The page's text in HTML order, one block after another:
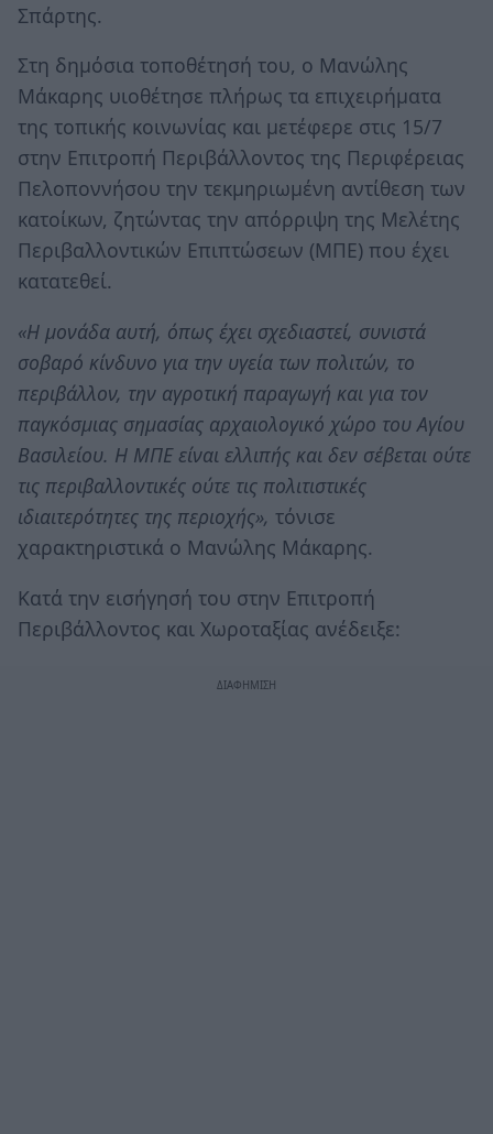
Σπάρτης.
Στη δημόσια τοποθέτησή του, ο Μανώλης
Μάκαρης υιοθέτησε πλήρως τα επιχειρήματα
της τοπικής κοινωνίας και μετέφερε στις 15/7
στην Επιτροπή Περιβάλλοντος της Περιφέρειας
Πελοποννήσου την τεκμηριωμένη αντίθεση των
κατοίκων, ζητώντας την απόρριψη της Μελέτης
Περιβαλλοντικών Επιπτώσεων (ΜΠΕ) που έχει
κατατεθεί.
«Η μονάδα αυτή, όπως έχει σχεδιαστεί, συνιστά
σοβαρό κίνδυνο για την υγεία των πολιτών, το
περιβάλλον, την αγροτική παραγωγή και για τον
παγκόσμιας σημασίας αρχαιολογικό χώρο του Αγίου
Βασιλείου. Η ΜΠΕ είναι ελλιπής και δεν σέβεται ούτε
τις περιβαλλοντικές ούτε τις πολιτιστικές
ιδιαιτερότητες της περιοχής», τόνισε
χαρακτηριστικά ο Μανώλης Μάκαρης.
Κατά την εισήγησή του στην Επιτροπή
Περιβάλλοντος και Χωροταξίας ανέδειξε: